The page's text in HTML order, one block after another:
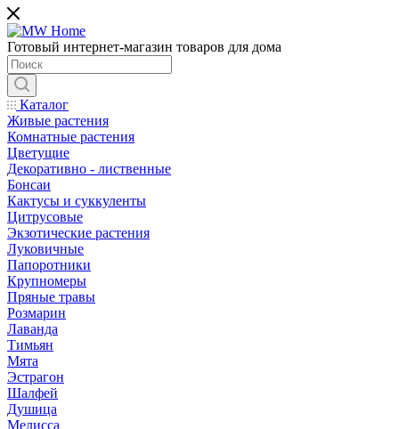
Готовый интернет-магазин товаров для дома
Каталог
Живые растения
Комнатные растения
Цветущие
Декоративно - лиственные
Бонсаи
Кактусы и суккуленты
Цитрусовые
Экзотические растения
Луковичные
Папоротники
Крупномеры
Пряные травы
Розмарин
Лаванда
Тимьян
Мята
Эстрагон
Шалфей
Душица
Мелисса